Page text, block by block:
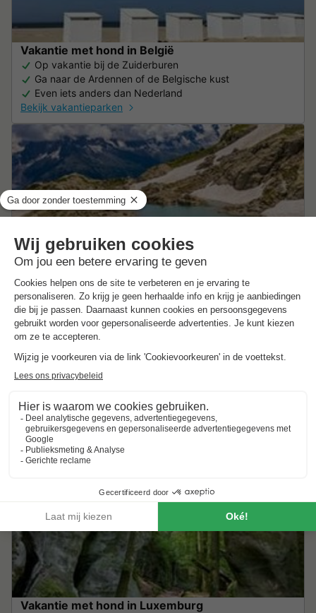
Vakantie met hond in België
Op vakantie bij de Zuiderburen
Ga naar de Ardennen of de Belgische kust
Even iets anders dan Nederland
Bekijk vakantieparken
Vakantie met hond in Frankrijk
In de zomer met de hond naar Frankrijk
Ga met de hond de natuur in
Heerlijk een lange vakantie met de hond
Bekijk vakantieparken
Vakantie met hond in Oostenrijk
Ga de Alpen in
En ontdek de Oostenrijkse bergen
Samen op avontuur
Vakantie met hond in Luxemburg